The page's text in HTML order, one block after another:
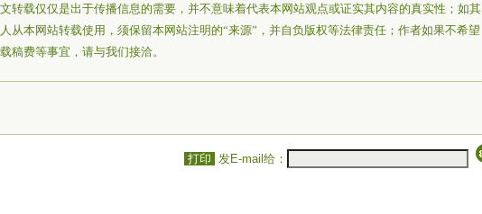
转载仅仅是出于传播信息的需要，并不意味着代表本网站观点或证实其内容的真实性；如其
从本网站转载使用，须保留本网站注明的“来源”，并自负版权等法律责任；作者如果不希望
稿费等事宜，请与我们接洽。
打印 发E-mail给：